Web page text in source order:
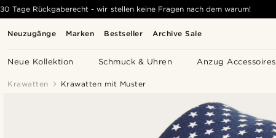
Neuzugänge Marken Bestseller Archive Sale
Neue Kollektion Schmuck & Uhren Anzug Accessoires
30 Tage Rückgaberecht - wir stellen keine Fragen nach dem warum!
Krawatten Krawatten mit Muster